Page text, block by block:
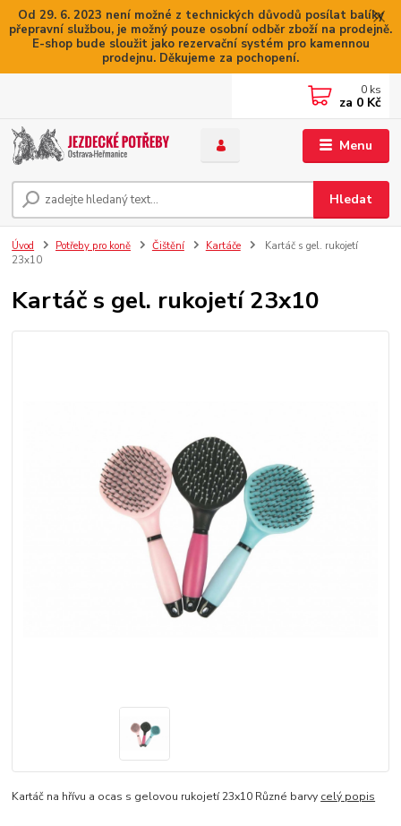
Od 29. 6. 2023 není možné z technických důvodů posílat balíky
přepravní službou, je možný pouze osobní odběr zboží na prodejně.
E-shop bude sloužit jako rezervační systém pro kamennou
prodejnu. Děkujeme za pochopení.
Menu
Hledat
0 ks
za 0 Kč
Úvod Potřeby pro koně Čištění Kartáče
Kartáč s gel. rukojetí
23x10
Kartáč s gel. rukojetí 23x10
Kartáč na hřívu a ocas s gelovou rukojetí 23x10 Různé barvy celý popis